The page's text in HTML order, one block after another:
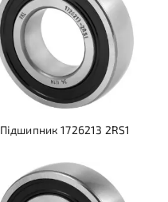
Підшипник 1726213 2RS1